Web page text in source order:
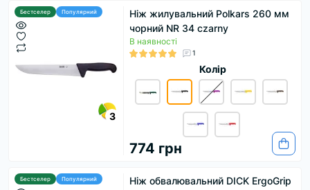
Бестселер Популярний
3
Ніж жилувальний Polkars 260 мм
чорний NR 34 czarny
В наявності
1
Колір
774 грн
Бестселер Популярний
Ніж обвалювальний DICK ErgoGrip